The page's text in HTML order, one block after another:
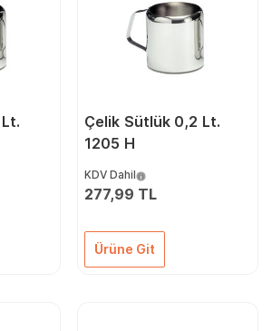
Çelik Sütlük 0,2 Lt.
1205 H
KDV Dahil
277,99 TL
Ürüne Git